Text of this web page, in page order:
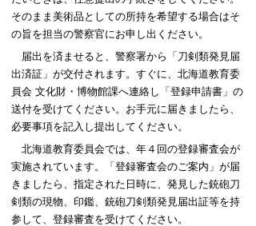
そのまま美術品としての所持を希望する場合はそ
の旨を担当の警察官にお申し出ください。
届出を済ませると、警察署から「刀剣類発見届
出済証」が交付されます。すぐに、北海道教育委
員会 文化財・博物館課へ連絡し「登録申請書」の
送付を受けてください。お手元に届きましたら、
必要事項を記入し提出してください。
北海道教育委員会では、年４回の登録審査会が
実施されています。「登録審査会のご案内」が届
きましたら、指定された日時に、発見した銃砲刀
剣類の現物、印鑑、銃砲刀剣類発見届出証等を持
参して、登録審査を受けてください。